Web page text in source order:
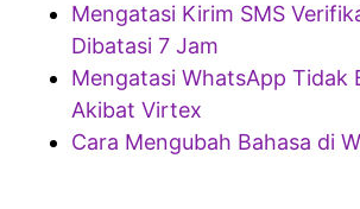
Mengatasi Kirim SMS
Dibatasi 7 Jam
Mengatasi WhatsApp Tidak
Akibat Virtex
Cara Mengubah Bahasa di